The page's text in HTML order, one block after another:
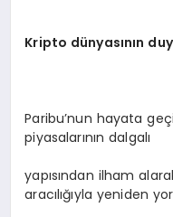
Kripto dünyasının
Paribu’nun hayata
piyasalarının dalgalı
yapısından ilham
aracılığıyla yeniden